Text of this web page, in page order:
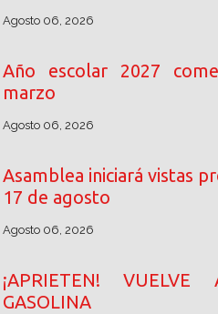
Agosto 06, 2026
Año escolar 2027
marzo
Agosto 06, 2026
Asamblea iniciará vistas
17 de agosto
Agosto 06, 2026
¡APRIETEN!
GASOLINA